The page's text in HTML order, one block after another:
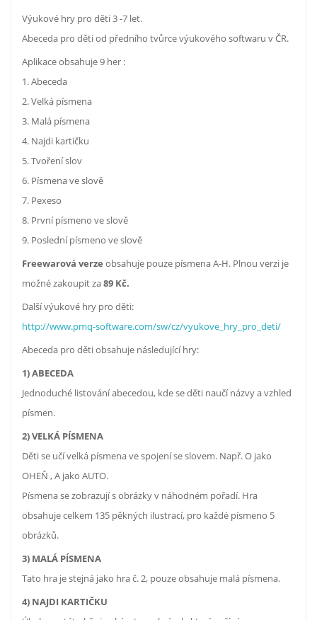
Výukové hry pro děti 3 -7 let.
Abeceda pro děti od předního tvůrce výukového softwaru v ČR.
Aplikace obsahuje 9 her :
1. Abeceda
2. Velká písmena
3. Malá písmena
4. Najdi kartičku
5. Tvoření slov
6. Písmena ve slově
7. Pexeso
8. První písmeno ve slově
9. Poslední písmeno ve slově
Freewarová verze obsahuje pouze písmena A-H. Plnou verzi je
možné zakoupit za89 Kč.
Další výukové hry pro děti:
http://www.pmq-software.com/sw/cz/vyukove_hry_pro_deti/
Abeceda pro děti obsahuje následující hry:
1) ABECEDA
Jednoduché listování abecedou, kde se děti naučí názvy a vzhled
písmen.
2) VELKÁ PÍSMENA
Děti se učí velká písmena ve spojení se slovem. Např. O jako
OHEŇ , A jako AUTO.
Písmena se zobrazují s obrázky v náhodném pořadí. Hra
obsahuje celkem 135 pěkných ilustrací, pro každé písmeno 5
obrázků.
3) MALÁ PÍSMENA
Tato hra je stejná jako hra č. 2, pouze obsahuje malá písmena.
4) NAJDI KARTIČKU